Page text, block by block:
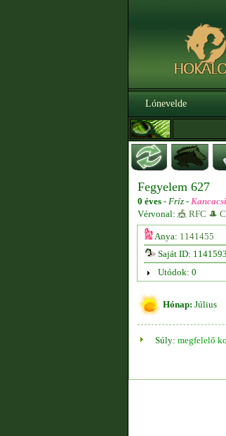
Lónevelde
Fegyelem 627
0 éves - Fríz -
Vérvonal: 🎪 RFC 🎩
Anya: 1141455
Saját ID: 1141593
Utódok: 0
Hónap: Július
Súly: megfelelő